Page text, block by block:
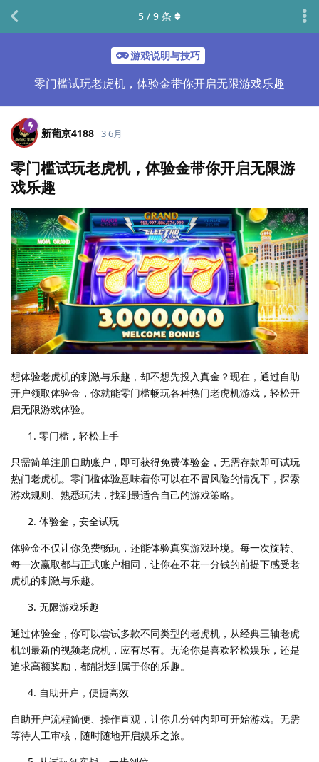
游戏说明与技巧
零门槛试玩老虎机，体验金带你开启无限游戏乐趣
5 / 9 条
新葡京4188 3 6月
零门槛试玩老虎机，体验金带你开启无限游
戏乐趣
想体验老虎机的刺激与乐趣，却不想先投入真金？现在，通过自助
开户领取体验金，你就能零门槛畅玩各种热门老虎机游戏，轻松开
启无限游戏体验。
零门槛，轻松上手
只需简单注册自助账户，即可获得免费体验金，无需存款即可试玩
热门老虎机。零门槛体验意味着你可以在不冒风险的情况下，探索
游戏规则、熟悉玩法，找到最适合自己的游戏策略。
体验金，安全试玩
体验金不仅让你免费畅玩，还能体验真实游戏环境。每一次旋转、
每一次赢取都与正式账户相同，让你在不花一分钱的前提下感受老
虎机的刺激与乐趣。
无限游戏乐趣
通过体验金，你可以尝试多款不同类型的老虎机，从经典三轴老虎
机到最新的视频老虎机，应有尽有。无论你是喜欢轻松娱乐，还是
追求高额奖励，都能找到属于你的乐趣。
自助开户，便捷高效
自助开户流程简便、操作直观，让你几分钟内即可开始游戏。无需
等待人工审核，随时随地开启娱乐之旅。